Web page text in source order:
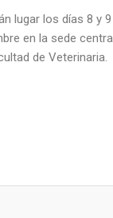
el 9 de
de 9:00 a 18:00
central.